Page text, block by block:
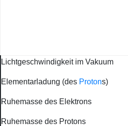
Lichtgeschwindigkeit im Vakuum
Elementarladung (des Protons)
Ruhemasse des Elektrons
Ruhemasse des Protons